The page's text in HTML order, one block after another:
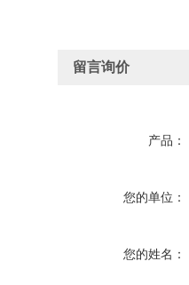
留言询价
产品：
您的单位：
您的姓名：